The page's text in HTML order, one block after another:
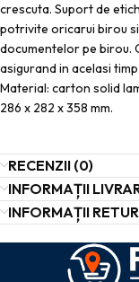
crescuta. Suport de
potrivite oricarui birou
documentelor pe birou.
asigurand in acelasi
Material: carton solid
286 x 282 x 358 mm.
RECENZII (0)
INFORMAȚII
INFORMAȚII RETUR